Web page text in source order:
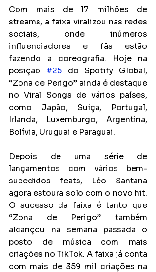
Com mais de 17 milhões de
streams, a faixa viralizou nas redes
sociais, onde inúmeros
influenciadores e fãs estão
fazendo a coreografia. Hoje na
posição #25 do Spotify Global,
“Zona de Perigo” ainda é destaque
no Viral Songs de vários países,
como Japão, Suíça, Portugal,
Irlanda, Luxemburgo, Argentina,
Bolívia, Uruguai e Paraguai.
Depois de uma série de
lançamentos com vários bem-
sucedidos feats, Léo Santana
agora estoura solo com o novo hit.
O sucesso da faixa é tanto que
“Zona de Perigo” também
alcançou na semana passada o
posto de música com mais
criações no TikTok. A faixa já conta
com mais de 359 mil criações na